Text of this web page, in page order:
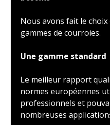
Nous avons fait le
gammes de courroies.
Une gamme standard
Le meilleur rapport
normes européennes
professionnels et
nombreuses